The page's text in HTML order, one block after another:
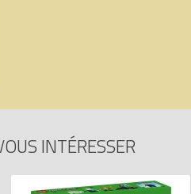
INTÉRESSER